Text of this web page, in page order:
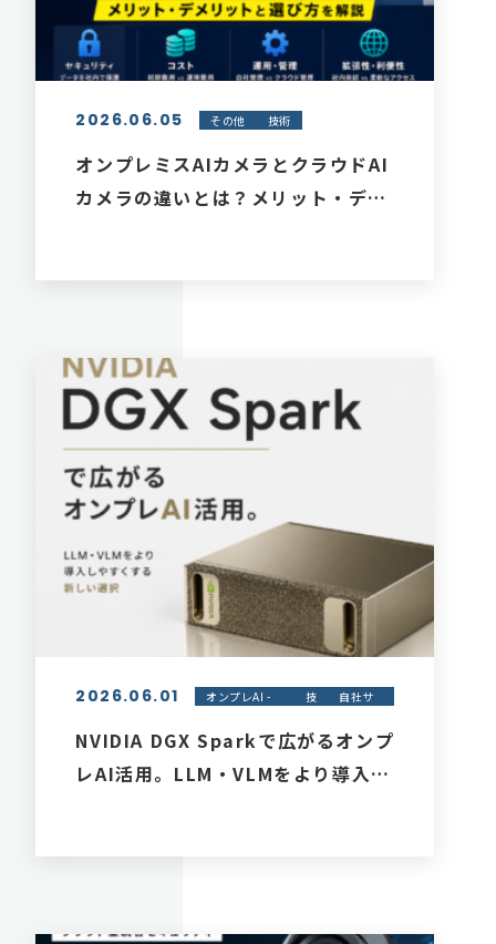
2026.06.05 その他 技術
オンプレミスAIカメラとクラウドAI
カメラの違いとは？メリット・デメ
2026.06.01
オンプレAI -
イン
技
自社サ
紹介
NVIDIA DGX Sparkで広がるオンプ
レAI活用。LLM・VLMをより導入し